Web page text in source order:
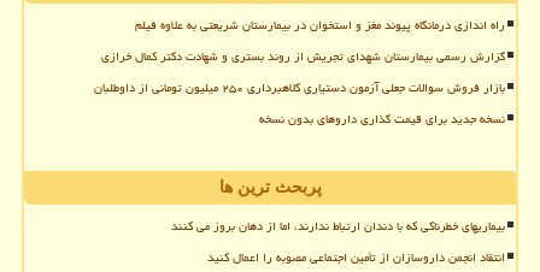
راه اندازی درمانگاه پیوند مغز و استخوان در بیمارستان شریعتی به علاوه فیلم
گزارش رسمی بیمارستان شهدای تجریش از روند بستری و شهادت دکتر کمال خرازی
بازار فروش سوالات جعلی آزمون دستیاری کلاهبرداری ۲۵۰ میلیون تومانی از داوطلبان
نسخه جدید برای قیمت گذاری داروهای بدون نسخه
پربحث ترین ها
بیماریهای خطرناکی که با دندان ارتباط ندارند، اما از دهان بروز می کنند
انتقاد انجمن داروسازان از تأمین اجتماعی مصوبه را اعمال کنید